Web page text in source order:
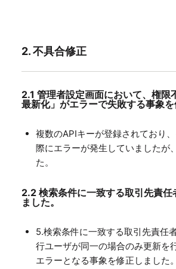
2. 不具合修正
2.1 管理者設定画面において、権
最新化」がエラーで失敗する事象を
複数のAPIキーが登録されており
際にエラーが発生していましたが
た。
2.2 検索条件に⼀致する取引先責
ました。
5.検索条件に⼀致する取引先責任
行ユーザが同一の場合のみ更新を
エラーとなる事象を修正しました。